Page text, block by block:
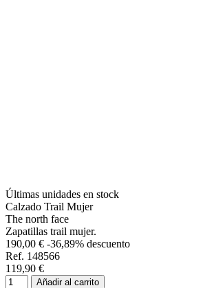
Últimas unidades en stock
Calzado Trail Mujer
The north face
Zapatillas trail mujer.
190,00 € -36,89% descuento
Ref. 148566
119,90 €
Añadir al carrito